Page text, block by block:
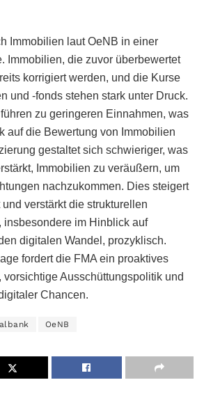
Immobilien laut OeNB in einer
Immobilien, die zuvor überbewertet
korrigiert werden, und die Kurse
und -fonds stehen stark unter Druck.
zu geringeren Einnahmen, was
auf die Bewertung von Immobilien
gestaltet sich schwieriger, was
Immobilien zu veräußern, um
nachzukommen. Dies steigert
verstärkt die strukturellen
insbesondere im Hinblick auf
digitalen Wandel, prozyklisch.
fordert die FMA ein proaktives
vorsichtige Ausschüttungspolitik und
Chancen.
OeNB